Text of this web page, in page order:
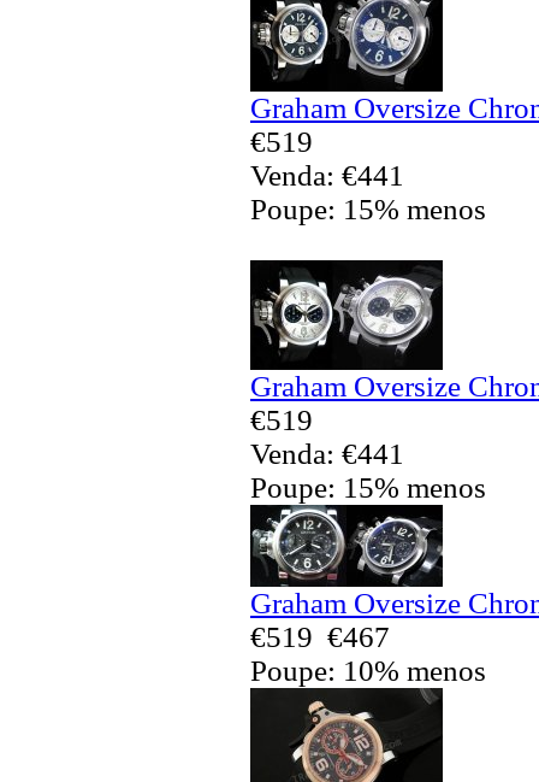
Graham Oversize
€519
Venda: €441
Poupe: 15% menos
Graham Oversize
€519
Venda: €441
Poupe: 15% menos
Graham Oversize
€519 €467
Poupe: 10% menos